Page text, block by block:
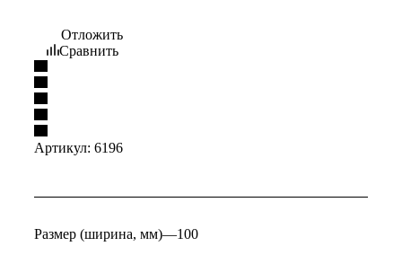
Отложить
Сравнить
Артикул: 6196
Размер (ширина, мм)—100